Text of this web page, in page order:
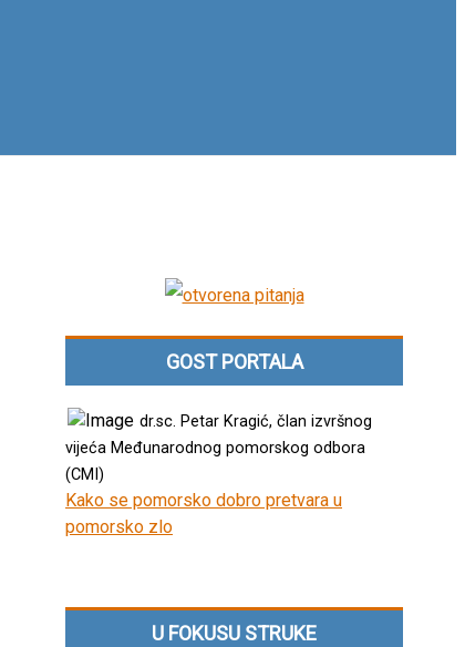
GOST PORTALA
dr.sc. Petar Kragić, član izvršnog
vijeća Međunarodnog pomorskog odbora
(CMI)
Kako se pomorsko dobro pretvara u
pomorsko zlo
U FOKUSU STRUKE